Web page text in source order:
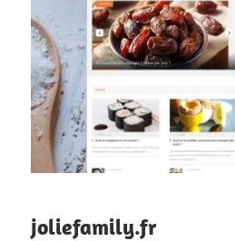
joliefamily.fr